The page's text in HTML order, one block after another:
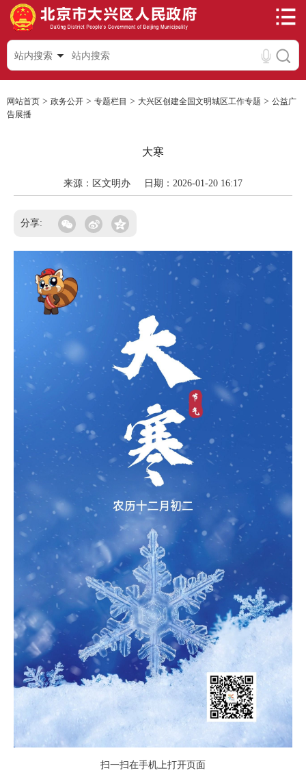
站内搜索
网站首页 > 政务公开 > 专题栏目 > 大兴区创建全国文明城区工作专题 > 公益广
告展播
大寒
来源：区文明办 日期：2026-01-20 16:17
分享:
扫一扫在手机上打开页面